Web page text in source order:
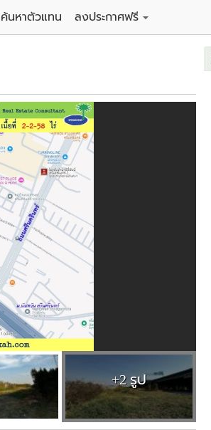
ค้นหาตัวแทน
ลงประกาศฟรี
+2 รูป